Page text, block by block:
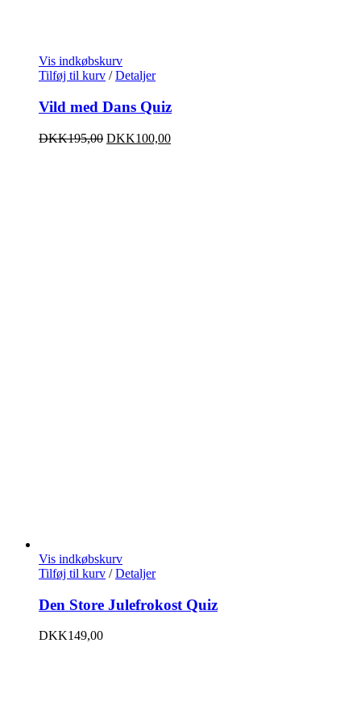
Vis indkøbskurv
Tilføj til kurv / Detaljer
Vild med Dans Quiz
DKK195,00 DKK100,00
Vis indkøbskurv
Tilføj til kurv / Detaljer
Den Store Julefrokost Quiz
DKK149,00